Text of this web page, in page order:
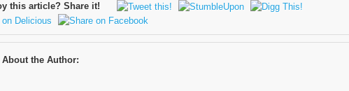
this article? Share it!
About the Author: